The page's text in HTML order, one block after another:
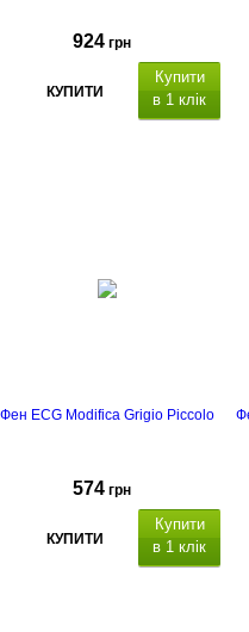
924 грн
КУПИТИ
Купити
в 1 клік
Фен ECG Modifica Grigio Piccolo
574 грн
КУПИТИ
Купити
в 1 клік